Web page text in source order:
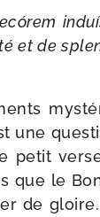
et de
une
petit
que le
de gloire.